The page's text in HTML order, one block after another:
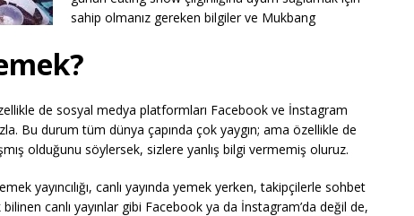
sahip olmanız gereken bilgiler ve Mukbang
de sosyal medya platformları Facebook ve İnstagram
Bu durum tüm dünya çapında çok yaygın; ama özellikle de
olduğunu söylersek, sizlere yanlış bilgi vermemiş oluruz.
yayıncılığı, canlı yayında yemek yerken, takipçilerle sohbet
canlı yayınlar gibi Facebook ya da İnstagram’da değil de,